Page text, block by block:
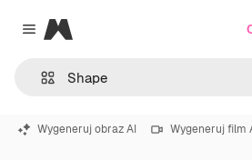
Close menu
Magnific
Wygeneruj obraz AI Wygeneruj film